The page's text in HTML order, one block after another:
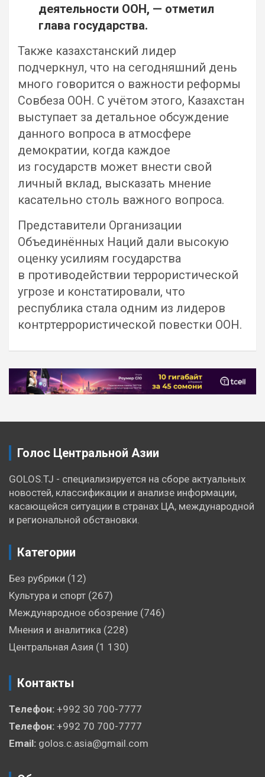
деятельности ООН, — отметил
глава государства.
Также казахстанский лидер
подчеркнул, что на сегодняшний день
много говорится о важности реформы
Совбеза ООН. С учётом этого, Казахстан
выступает за детальное обсуждение
данного вопроса в атмосфере
демократии, когда каждое
из государств может внести свой
личный вклад, высказать мнение
касательно столь важного вопроса.
Представители Организации
Объединённых Наций дали высокую
оценку усилиям государства
в противодействии террористической
угрозе и констатировали, что
республика стала одним из лидеров
контртеррористической повестки ООН.
Навигация
по
Голос Центральной Азии
GOLOS.TJ - специализируется на сборе актуальных
новостей, классификации и анализе информации,
касающейся ситуации в странах ЦА, международной
и региональной обстановки.
Категории
Без рубрики (12)
Культура и спорт (267)
Международное обозрение (746)
Мнения и аналитика (228)
Центральная Азия (1 130)
Контакты
Телефон: +992 30 700-7777
Телефон: +992 70 700-7777
Email: golos.c.asia@gmail.com